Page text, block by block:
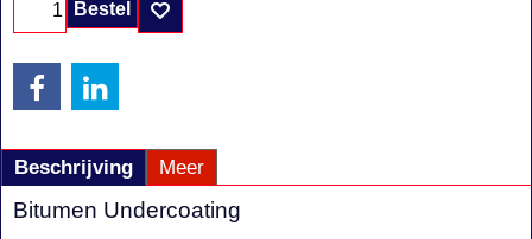
Bestel
Beschrijving Meer
Bitumen Undercoating